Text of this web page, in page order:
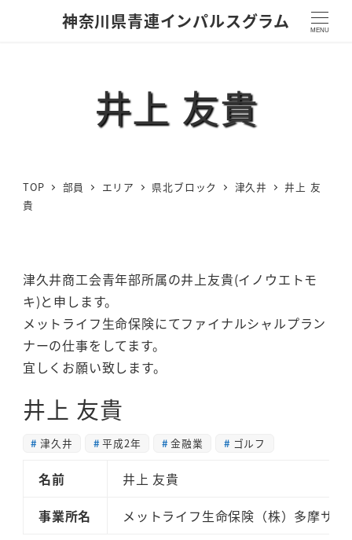
神奈川県青連インパルスグラム MENU
井上 友貴
TOP 部員 エリア 県北ブロック 津久井
井上 友
貴
津久井商工会青年部所属の井上友貴(イノウエトモ
キ)と申します。
メットライフ生命保険にてファイナルシャルプラン
ナーの仕事をしてます。
宜しくお願い致します。
井上 友貴
津久井 平成2年 金融業 ゴルフ
名前
井上 友貴
事業所名
メットライフ生命保険（株）多摩サ